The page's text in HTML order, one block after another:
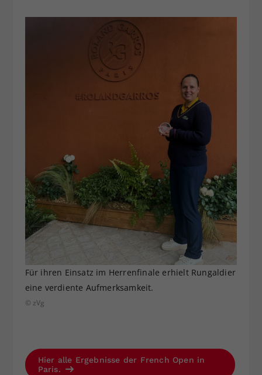
Für ihren Einsatz im Herrenfinale erhielt Rungaldier
eine verdiente Aufmerksamkeit.
© zVg
Hier alle Ergebnisse der French Open in
Paris.